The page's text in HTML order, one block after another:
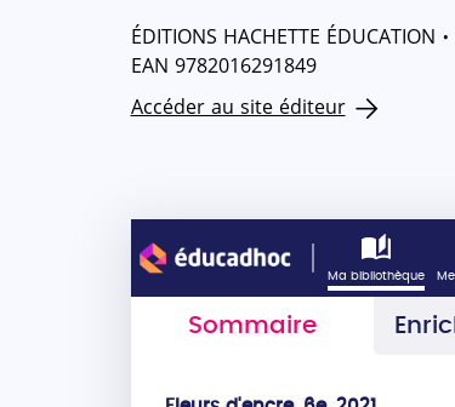
ÉDITIONS HACHETTE ÉDUCATION ·
EAN 9782016291849
Accéder au site éditeur